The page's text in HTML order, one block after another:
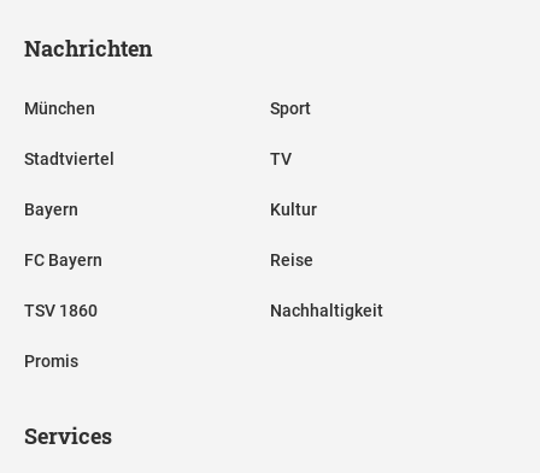
Nachrichten
München
Stadtviertel
Bayern
FC Bayern
TSV 1860
Promis
Sport
TV
Kultur
Reise
Nachhaltigkeit
Services